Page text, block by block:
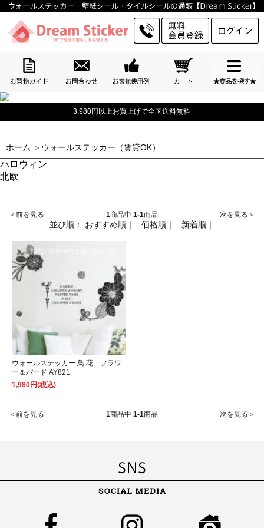
3,980円以上お買上げで全国送料無料
■ プライバシーポリシー
■ お問合わせ
ホーム ＞ ウォールステッカー（賃貸OK）
ハロウィン
北欧
＜前を見る 1商品中 1-1商品 次を見る＞
並び順： おすすめ順 ｜ 価格順 ｜ 新着順 ｜
ウォールステッカー 鳥 花 フラワ
ー＆バード AY821
1,980円(税込)
＜前を見る 1商品中 1-1商品 次を見る＞